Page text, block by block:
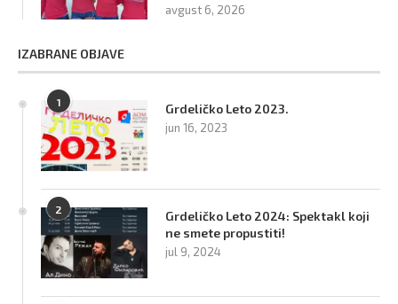
avgust 6, 2026
IZABRANE OBJAVE
1 Grdeličko Leto 2023.
jun 16, 2023
2
Grdeličko Leto 2024: Spektakl koji
ne smete propustiti!
jul 9, 2024